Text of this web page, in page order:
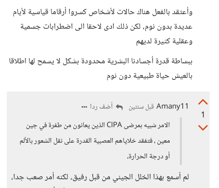
وأعتقد بالفعل هناك حالات لأشخاص كسروا أرقاما قياسية لأيام
عديدة بدون نوم، لكن ذلك ادى لاحقا الى اضطرابات جسمية
وعقلية كثيرة لديهم
ببساطة قدرة أجسادنا البشرية محدودة بشكل لا يسمح لها اطلاقا
بالعيش حياة طبيعية دون نوم
1
Amany11 قبل سنتين
أضف ردا
الامر شبيه بمرضى CIPA الذين يعانون من طفرة في جين
معين ، فتفقد خلاياهم العصبية القدرة على نقل الشعور بالألم
أو درجة الحرارة،
لم أسمع بهذا الخلل الجيني من قبل رفيق، لكنه أمر صعب جدا،